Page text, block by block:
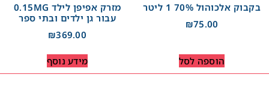
בקבוק אלכוהול 70% 1 ליטר
₪75.00
הוספה לסל
מזרק אפיפן לילד 0.15MG
עבור גן ילדים ובתי ספר
₪369.00
מידע נוסף